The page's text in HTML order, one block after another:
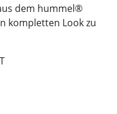
dem hummel®
kompletten Look zu